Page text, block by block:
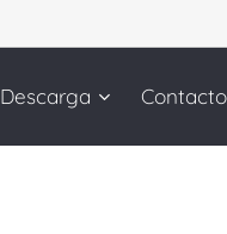
Contacto